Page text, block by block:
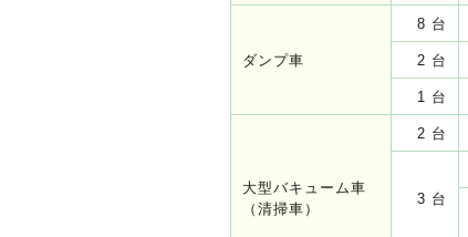
ダンプ車
8 台
2 台
1 台
大型バキューム車
（清掃車）
2 台
3 台